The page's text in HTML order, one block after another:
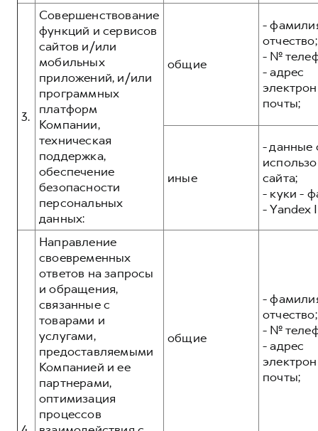
3.
Совершенствование
функций и сервисов
сайтов и/или
мобильных
приложений, и/или
программных
платформ
Компании,
техническая
поддержка,
обеспечение
безопасности
персональных
данных:
общие
-
отчество;
- №
- адрес
почты;
иные
- данные
сайта;
- куки -
- Yandex
Направление
своевременных
ответов на запросы
и обращения,
связанные с
товарами и
услугами,
предоставляемыми
Компанией и ее
партнерами,
оптимизация
процессов
общие
-
отчество;
- №
- адрес
почты;